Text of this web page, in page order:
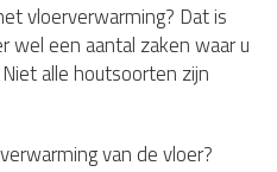
vloerverwarming? Dat is
wel een aantal zaken waar u
alle houtsoorten zijn
van de vloer?